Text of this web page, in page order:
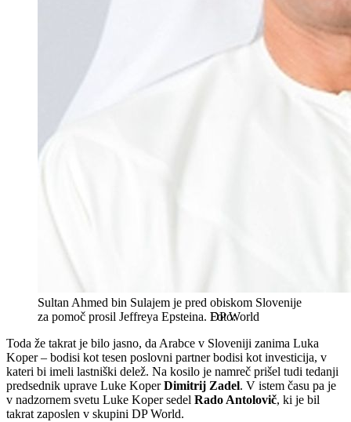
Sultan Ahmed bin Sulajem je pred obiskom Slovenije
za pomoč prosil Jeffreya Epsteina. DP World
Toda že takrat je bilo jasno, da Arabce v Sloveniji zanima Luka
Koper – bodisi kot tesen poslovni partner bodisi kot investicija, v
kateri bi imeli lastniški delež. Na kosilo je namreč prišel tudi tedanji
predsednik uprave Luke KoperDimitrij Zadel. V istem času pa je
v nadzornem svetu Luke Koper sedel Rado Antolovič, ki je bil
takrat zaposlen v skupini DP World.